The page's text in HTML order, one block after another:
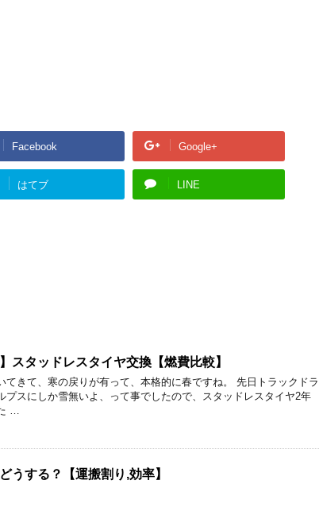
Facebook Google+
はてブ LINE
スタッドレスタイヤ交換【燃費比較】
てきて、寒の戻りが有って、本格的に春ですね。 先日トラックドラ
プスにしか雪無いよ、って事でしたので、スタッドレスタイヤ2年
…
うする？【運搬割り,効率】